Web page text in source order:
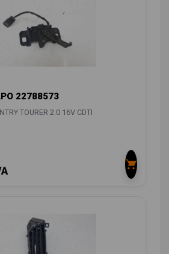
22788573
TOURER 2.0 16V CDTI